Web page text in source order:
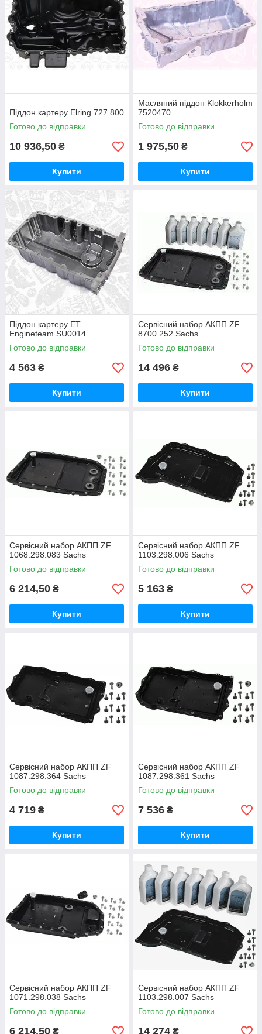
Піддон картеру Elring 727.800
Готово до відправки
10 936,50 ₴
Купити
Масляний піддон Klokkerholm
7520470
Готово до відправки
1 975,50 ₴
Купити
Піддон картеру ET
Engineteam SU0014
Готово до відправки
4 563 ₴
Купити
Сервісний набор АКПП ZF
8700 252 Sachs
Готово до відправки
14 496 ₴
Купити
Сервісний набор АКПП ZF
1068.298.083 Sachs
Готово до відправки
6 214,50 ₴
Купити
Сервісний набор АКПП ZF
1103.298.006 Sachs
Готово до відправки
5 163 ₴
Купити
Сервісний набор АКПП ZF
1087.298.364 Sachs
Готово до відправки
4 719 ₴
Купити
Сервісний набор АКПП ZF
1087.298.361 Sachs
Готово до відправки
7 536 ₴
Купити
Сервісний набор АКПП ZF
1071.298.038 Sachs
Готово до відправки
6 214,50 ₴
Сервісний набор АКПП ZF
1103.298.007 Sachs
Готово до відправки
14 274 ₴